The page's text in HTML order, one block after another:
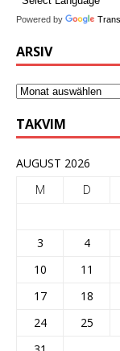
Powered by
ARSIV
TAKVIM
AUGUST 2026
M
D
3
4
10
11
17
18
24
25